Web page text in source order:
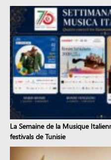
La Semaine de la Musique
festivals de Tunisie